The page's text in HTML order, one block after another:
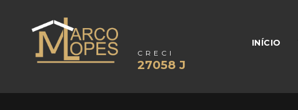
CRECI
27058 J
INÍCIO